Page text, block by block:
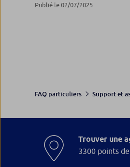
Publié le 02/07/2025
FAQ particuliers Support et
Trouver une
3300 points